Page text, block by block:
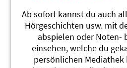
Der Summer isch
Linard Bardill
Us em Rucksack
#Alp #Alpentiere
Bergmusig
Ab sofort kannst du auch
Hörgeschichten usw. mit
abspielen oder Noten-
einsehen, welche du
persönlichen Mediathek